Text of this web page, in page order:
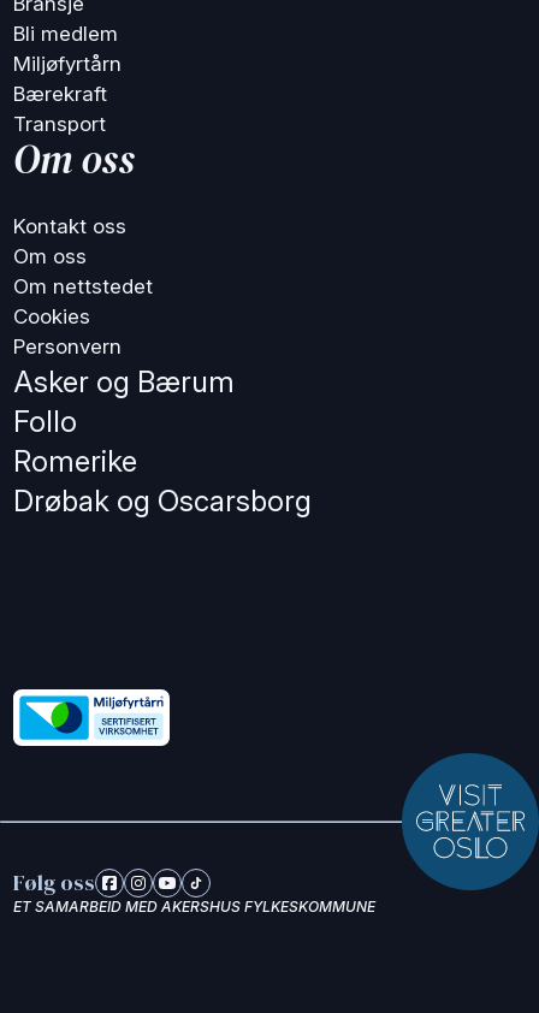
Bli medlem
Miljøfyrtårn
Bærekraft
Transport
Om oss
Kontakt oss
Om oss
Om nettstedet
Cookies
Personvern
Asker og Bærum
Follo
Romerike
Drøbak og Oscarsborg
Følg oss
ET SAMARBEID MED AKERSHUS FYLKESKOMMUNE